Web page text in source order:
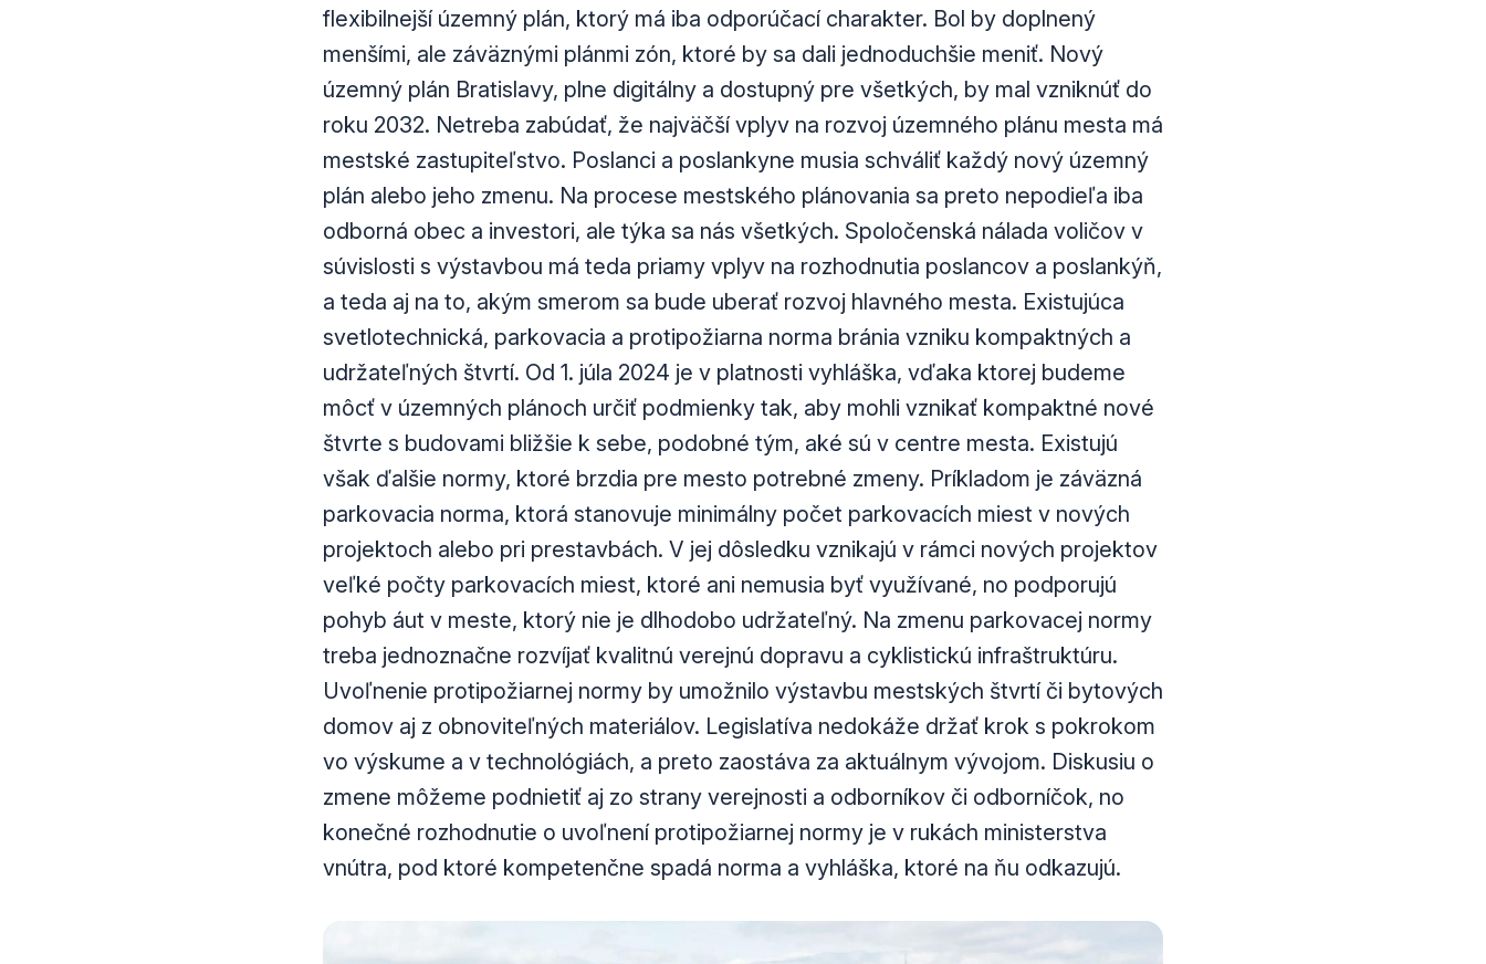
flexibilnejší územný plán, ktorý má iba odporúčací charakter. Bol by doplnený
menšími, ale záväznými plánmi zón, ktoré by sa dali jednoduchšie meniť. Nový
územný plán Bratislavy, plne digitálny a dostupný pre všetkých, by mal vzniknúť do
roku 2032. Netreba zabúdať, že najväčší vplyv na rozvoj územného plánu mesta má
mestské zastupiteľstvo. Poslanci a poslankyne musia schváliť každý nový územný
plán alebo jeho zmenu. Na procese mestského plánovania sa preto nepodieľa iba
odborná obec a investori, ale týka sa nás všetkých. Spoločenská nálada voličov v
súvislosti s výstavbou má teda priamy vplyv na rozhodnutia poslancov a poslankýň,
a teda aj na to, akým smerom sa bude uberať rozvoj hlavného mesta. Existujúca
svetlotechnická, parkovacia a protipožiarna norma bránia vzniku kompaktných a
udržateľných štvrtí. Od 1. júla 2024 je v platnosti vyhláška, vďaka ktorej budeme
môcť v územných plánoch určiť podmienky tak, aby mohli vznikať kompaktné nové
štvrte s budovami bližšie k sebe, podobné tým, aké sú v centre mesta. Existujú
však ďalšie normy, ktoré brzdia pre mesto potrebné zmeny. Príkladom je záväzná
parkovacia norma, ktorá stanovuje minimálny počet parkovacích miest v nových
projektoch alebo pri prestavbách. V jej dôsledku vznikajú v rámci nových projektov
veľké počty parkovacích miest, ktoré ani nemusia byť využívané, no podporujú
pohyb áut v meste, ktorý nie je dlhodobo udržateľný. Na zmenu parkovacej normy
treba jednoznačne rozvíjať kvalitnú verejnú dopravu a cyklistickú infraštruktúru.
Uvoľnenie protipožiarnej normy by umožnilo výstavbu mestských štvrtí či bytových
domov aj z obnoviteľných materiálov. Legislatíva nedokáže držať krok s pokrokom
vo výskume a v technológiách, a preto zaostáva za aktuálnym vývojom. Diskusiu o
zmene môžeme podnietiť aj zo strany verejnosti a odborníkov či odborníčok, no
konečné rozhodnutie o uvoľnení protipožiarnej normy je v rukách ministerstva
vnútra, pod ktoré kompetenčne spadá norma a vyhláška, ktoré na ňu odkazujú.